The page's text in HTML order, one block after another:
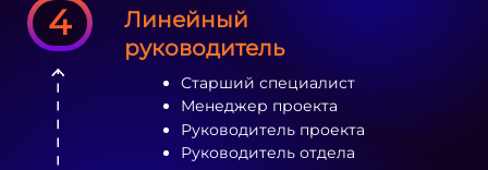
4
Линейный
руководитель
Старший специалист
Менеджер проекта
Руководитель проекта
Руководитель отдела